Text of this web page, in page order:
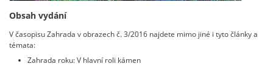
Obsah vydání
V časopisu Zahrada v obrazech č. 3/2016 najdete mimo jiné i tyto články a
témata:
Zahrada roku: V hlavní roli kámen